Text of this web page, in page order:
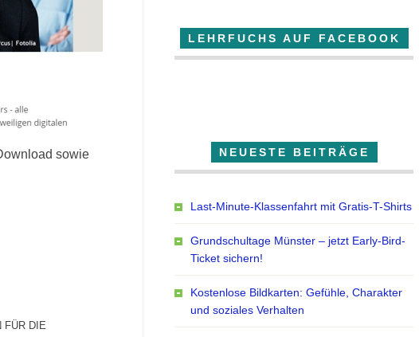
sowie
FÜR DIE
LEHRFUCHS AUF FACEBOOK
NEUESTE BEITRÄGE
Last-Minute-Klassenfahrt mit Gratis-T-Shirts
Grundschultage Münster – jetzt Early-Bird-
Ticket sichern!
Kostenlose Bildkarten: Gefühle, Charakter
und soziales Verhalten